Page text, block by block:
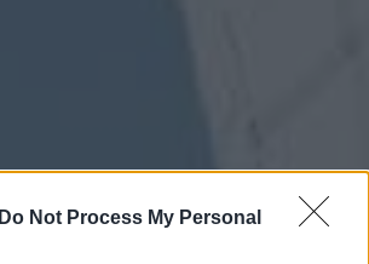
Do Not Process My Personal